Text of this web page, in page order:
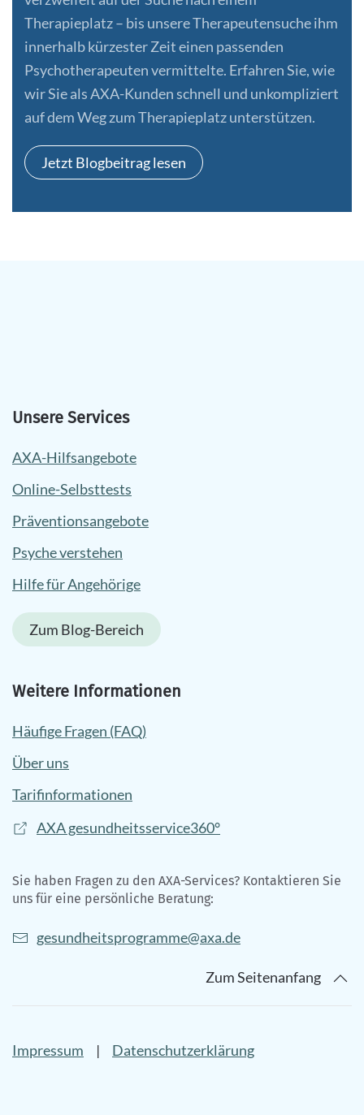
Therapieplatz – bis unsere Therapeutensuche ihm
innerhalb kürzester Zeit einen passenden
Psychotherapeuten vermittelte. Erfahren Sie, wie
wir Sie als AXA-Kunden schnell und unkompliziert
auf dem Weg zum Therapieplatz unterstützen.
Jetzt Blogbeitrag lesen
Unsere Services
AXA-Hilfsangebote
Online-Selbsttests
Präventionsangebote
Psyche verstehen
Hilfe für Angehörige
Zum Blog-Bereich
Weitere Informationen
Häufige Fragen (FAQ)
Über uns
Tarifinformationen
AXA gesundheitsservice360°
Sie haben Fragen zu den AXA-Services? Kontaktieren Sie
uns für eine persönliche Beratung:
gesundheitsprogramme@axa.de
Zum Seitenanfang
Impressum | Datenschutzerklärung